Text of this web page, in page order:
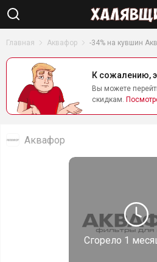
Главная Аквафор -34% на кувшин
К сожалению,
Вы можете
скидкам.
Сгорело 1
Аквафор